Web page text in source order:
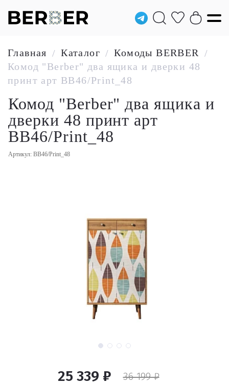
Главная / Каталог / Комоды BERBER /
Комод "Berber" два ящика и дверки 48
принт арт BB46/Print_48
Комод "Berber" два ящика и
дверки 48 принт арт
BB46/Print_48
Артикул: BB46/Print_48
25 339 ₽ 36 199 ₽